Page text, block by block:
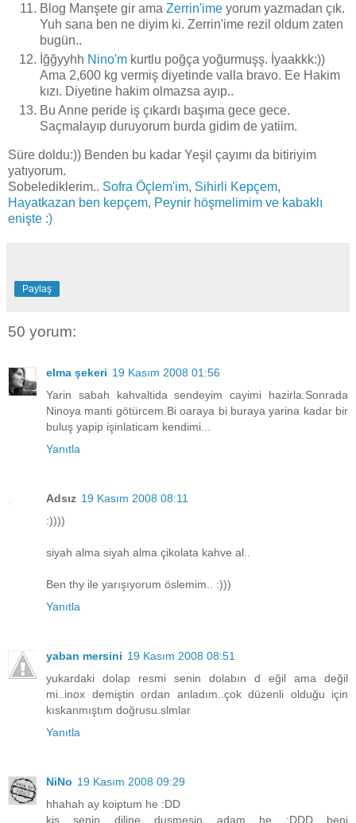
Blog Manşete gir ama Zerrin'ime yorum yazmadan çık.
Yuh sana ben ne diyim ki. Zerrin'ime rezil oldum zaten
bugün..
İğğyyhh Nino'm kurtlu poğça yoğurmuşş. İyaakkk:))
Ama 2,600 kg vermiş diyetinde valla bravo. Ee Hakim
kızı. Diyetine hakim olmazsa ayıp..
Bu Anne peride iş çıkardı başıma gece gece.
Saçmalayıp duruyorum burda gidim de yatiim.
Süre doldu:)) Benden bu kadar Yeşil çayımı da bitiriyim
yatıyorum.
Sobelediklerim.. Sofra Öçlem'im, Sihirli Kepçem,
Hayatkazan ben kepçem, Peynir höşmelimim ve kabaklı
enişte :)
Paylaş
50 yorum:
elma şekeri 19 Kasım 2008 01:56
Yarin sabah kahvaltida sendeyim cayimi hazirla.Sonrada
Ninoya manti götürcem.Bi oaraya bi buraya yarina kadar bir
buluş yapip işinlaticam kendimi...
Yanıtla
Adsız 19 Kasım 2008 08:11
:))))
siyah alma siyah alma çikolata kahve al..
Ben thy ile yarışıyorum öslemim.. :)))
Yanıtla
yaban mersini 19 Kasım 2008 08:51
yukardaki dolap resmi senin dolabın d eğil ama değil
mi..inox demiştin ordan anladım..çok düzenli olduğu için
kıskanmıştım doğrusu.slmlar
Yanıtla
NiNo 19 Kasım 2008 09:29
hhahah ay koiptum he :DD
kis senin diline dusmesin adam he :DDD beni